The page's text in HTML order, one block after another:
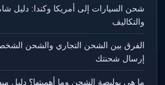
شحن السيارات إلى أمريكا وكندا: دليل
والتكاليف
الفرق بين الشحن التجاري والشحن
إرسال شحنتك
ما هي بوليصة الشحن وما أهميتها؟ دليل